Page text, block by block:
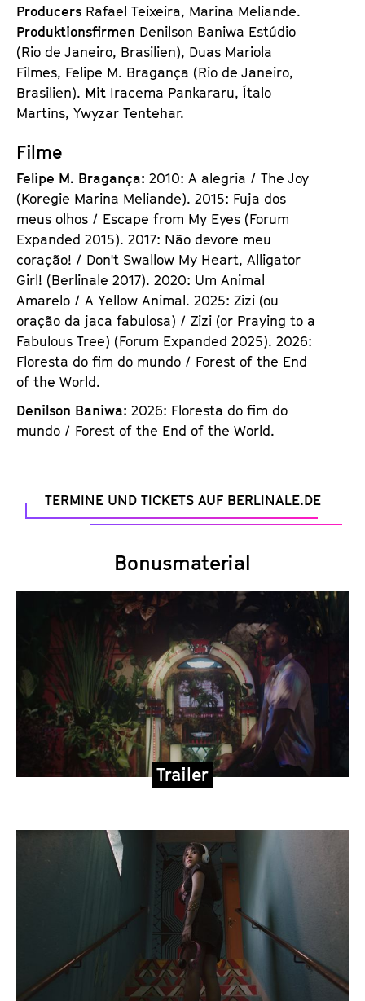
Producers Rafael Teixeira, Marina Meliande.
Produktionsfirmen Denilson Baniwa Estúdio
(Rio de Janeiro, Brasilien), Duas Mariola
Filmes, Felipe M. Bragança (Rio de Janeiro,
Brasilien). Mit Iracema Pankararu, Ítalo
Martins, Ywyzar Tentehar.
Filme
Felipe M. Bragança: 2010: A alegria / The Joy
(Koregie Marina Meliande). 2015: Fuja dos
meus olhos / Escape from My Eyes (Forum
Expanded 2015). 2017: Não devore meu
coração! / Don't Swallow My Heart, Alligator
Girl! (Berlinale 2017). 2020: Um Animal
Amarelo / A Yellow Animal. 2025: Zizi (ou
oração da jaca fabulosa) / Zizi (or Praying to a
Fabulous Tree) (Forum Expanded 2025). 2026:
Floresta do fim do mundo / Forest of the End
of the World.
Denilson Baniwa: 2026: Floresta do fim do
mundo / Forest of the End of the World.
TERMINE UND TICKETS AUF BERLINALE.DE
Bonusmaterial
Trailer